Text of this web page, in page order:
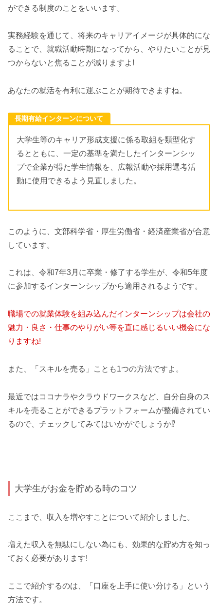
ができる制度のことをいいます。
実務経験を通じて、将来のキャリアイメージが具体的にな
ることで、就職活動時期になってから、やりたいことが見
つからないと焦ることが減りますよ!
あなたの就活を有利に運ぶことが期待できますね。
長期有給インターンについて
大学生等のキャリア形成支援に係る取組を類型化す
るとともに、一定の基準を満たしたインターンシッ
プで企業が得た学生情報を、広報活動や採用選考活
動に使用できるよう見直しました。
このように、文部科学省・厚生労働省・経済産業省が合意
しています。
これは、令和7年3月に卒業・修了する学生が、令和5年度
に参加するインターンシップから適用されるようです。
職場での就業体験を組み込んだインターンシップは会社の
魅力・良さ・仕事のやりがい等を直に感じるいい機会にな
りますね!
また、「スキルを売る」ことも1つの方法ですよ。
最近ではココナラやクラウドワークスなど、自分自身のス
キルを売ることができるプラットフォームが整備されてい
るので、チェックしてみてはいかがでしょうか⁉
大学生がお金を貯める時のコツ
ここまで、収入を増やすことについて紹介しました。
増えた収入を無駄にしない為にも、効果的な貯め方を知っ
ておく必要があります!
ここで紹介するのは、「口座を上手に使い分ける」という
方法です。